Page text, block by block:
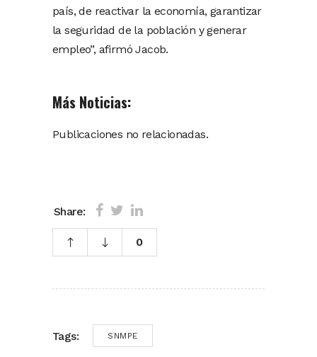
país, de reactivar la economía, garantizar
la seguridad de la población y generar
empleo”, afirmó Jacob.
Más Noticias:
Publicaciones no relacionadas.
Share:
0
Tags: SNMPE